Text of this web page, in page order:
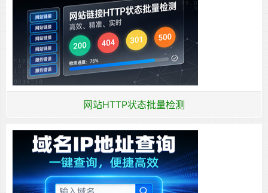
网站HTTP状态批量检测